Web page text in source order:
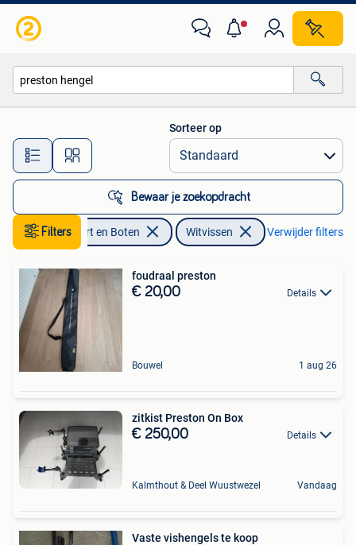
Alle afstanden…
Sorteer op
Bewaar je zoekopdracht
Filters
Watersport en Boten Witvissen Verwijder filters
foudraal preston
€ 20,00 Details
Bouwel 1 aug 26
zitkist Preston On Box
€ 250,00 Details
Kalmthout & Deel Wuustwezel Vandaag
Vaste vishengels te koop